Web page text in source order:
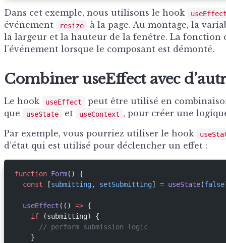
Dans cet exemple, nous utilisons le hook
événement resize
à la page. Au montage, la
la largeur et la hauteur de la fenêtre. La fonction
l’événement lorsque le composant est démonté.
Combiner useEffect avec
Le hook useEffect
peut être utilisé en
que
useState et useContext , pour créer une
Par exemple, vous pourriez utiliser le hook
d’état qui est utilisé pour déclencher un effet :
function Form() {
  const
[submitting, setSubmitting] = useState(false
  useEffect
(() => {
    if
(submitting) {
      // perform submission logic
    }